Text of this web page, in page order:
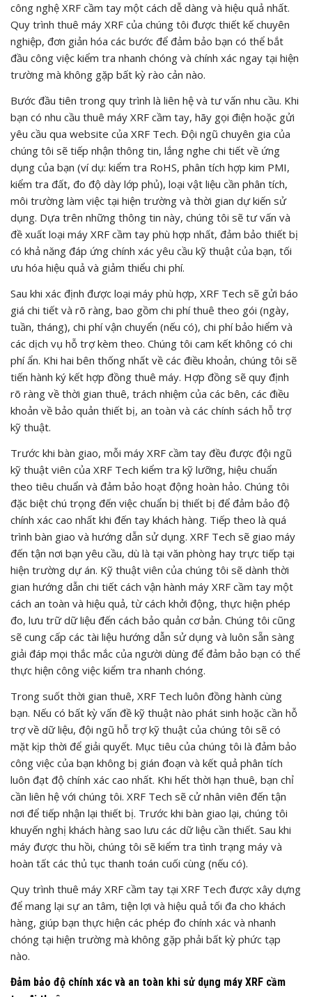
công nghệ XRF cầm tay một cách dễ dàng và hiệu quả nhất.
Quy trình thuê máy XRF của chúng tôi được thiết kế chuyên
nghiệp, đơn giản hóa các bước để đảm bảo bạn có thể bắt
đầu công việc kiểm tra nhanh chóng và chính xác ngay tại hiện
trường mà không gặp bất kỳ rào cản nào.
Bước đầu tiên trong quy trình là liên hệ và tư vấn nhu cầu. Khi
bạn có nhu cầu thuê máy XRF cầm tay, hãy gọi điện hoặc gửi
yêu cầu qua website của XRF Tech. Đội ngũ chuyên gia của
chúng tôi sẽ tiếp nhận thông tin, lắng nghe chi tiết về ứng
dụng của bạn (ví dụ: kiểm tra RoHS, phân tích hợp kim PMI,
kiểm tra đất, đo độ dày lớp phủ), loại vật liệu cần phân tích,
môi trường làm việc tại hiện trường và thời gian dự kiến sử
dụng. Dựa trên những thông tin này, chúng tôi sẽ tư vấn và
đề xuất loại máy XRF cầm tay phù hợp nhất, đảm bảo thiết bị
có khả năng đáp ứng chính xác yêu cầu kỹ thuật của bạn, tối
ưu hóa hiệu quả và giảm thiểu chi phí.
Sau khi xác định được loại máy phù hợp, XRF Tech sẽ gửi báo
giá chi tiết và rõ ràng, bao gồm chi phí thuê theo gói (ngày,
tuần, tháng), chi phí vận chuyển (nếu có), chi phí bảo hiểm và
các dịch vụ hỗ trợ kèm theo. Chúng tôi cam kết không có chi
phí ẩn. Khi hai bên thống nhất về các điều khoản, chúng tôi sẽ
tiến hành ký kết hợp đồng thuê máy. Hợp đồng sẽ quy định
rõ ràng về thời gian thuê, trách nhiệm của các bên, các điều
khoản về bảo quản thiết bị, an toàn và các chính sách hỗ trợ
kỹ thuật.
Trước khi bàn giao, mỗi máy XRF cầm tay đều được đội ngũ
kỹ thuật viên của XRF Tech kiểm tra kỹ lưỡng, hiệu chuẩn
theo tiêu chuẩn và đảm bảo hoạt động hoàn hảo. Chúng tôi
đặc biệt chú trọng đến việc chuẩn bị thiết bị để đảm bảo độ
chính xác cao nhất khi đến tay khách hàng. Tiếp theo là quá
trình bàn giao và hướng dẫn sử dụng. XRF Tech sẽ giao máy
đến tận nơi bạn yêu cầu, dù là tại văn phòng hay trực tiếp tại
hiện trường dự án. Kỹ thuật viên của chúng tôi sẽ dành thời
gian hướng dẫn chi tiết cách vận hành máy XRF cầm tay một
cách an toàn và hiệu quả, từ cách khởi động, thực hiện phép
đo, lưu trữ dữ liệu đến cách bảo quản cơ bản. Chúng tôi cũng
sẽ cung cấp các tài liệu hướng dẫn sử dụng và luôn sẵn sàng
giải đáp mọi thắc mắc của người dùng để đảm bảo bạn có thể
thực hiện công việc kiểm tra nhanh chóng.
Trong suốt thời gian thuê, XRF Tech luôn đồng hành cùng
bạn. Nếu có bất kỳ vấn đề kỹ thuật nào phát sinh hoặc cần hỗ
trợ về dữ liệu, đội ngũ hỗ trợ kỹ thuật của chúng tôi sẽ có
mặt kịp thời để giải quyết. Mục tiêu của chúng tôi là đảm bảo
công việc của bạn không bị gián đoạn và kết quả phân tích
luôn đạt độ chính xác cao nhất. Khi hết thời hạn thuê, bạn chỉ
cần liên hệ với chúng tôi. XRF Tech sẽ cử nhân viên đến tận
nơi để tiếp nhận lại thiết bị. Trước khi bàn giao lại, chúng tôi
khuyến nghị khách hàng sao lưu các dữ liệu cần thiết. Sau khi
máy được thu hồi, chúng tôi sẽ kiểm tra tình trạng máy và
hoàn tất các thủ tục thanh toán cuối cùng (nếu có).
Quy trình thuê máy XRF cầm tay tại XRF Tech được xây dựng
để mang lại sự an tâm, tiện lợi và hiệu quả tối đa cho khách
hàng, giúp bạn thực hiện các phép đo chính xác và nhanh
chóng tại hiện trường mà không gặp phải bất kỳ phức tạp
nào.
Đảm bảo độ chính xác và an toàn khi sử dụng máy XRF cầm